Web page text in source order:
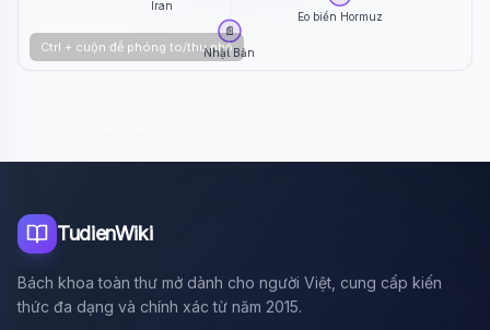
Nhật Bản
📄
Eo biển Hormuz
Iran
Ctrl + cuộn để phóng to/thu nhỏ
TudienWiki
Bách khoa toàn thư mở dành cho người Việt, cung cấp kiến
thức đa dạng và chính xác từ năm 2015.